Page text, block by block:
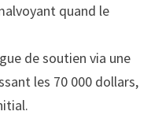
quand le
de soutien via une
les 70 000 dollars,